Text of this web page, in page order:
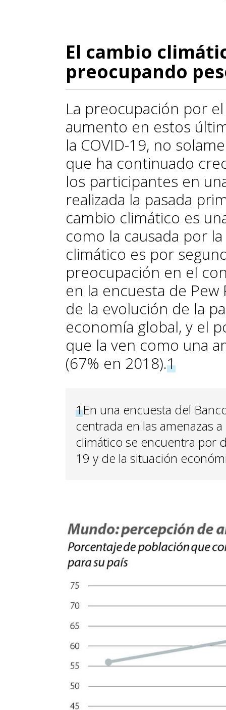
El cambio
preocupando
La preocupación por
aumento en estos
la COVID-19, no
que ha continuado
los participantes en
realizada la pasada
cambio climático es
como la causada por
climático es por
preocupación en el
en la encuesta de
de la evolución de la
economía global, y el
que la ven como una
(67% en 2018).1
1En una encuesta del
centrada en las amenazas
climático se encuentra por
19 y de la situación